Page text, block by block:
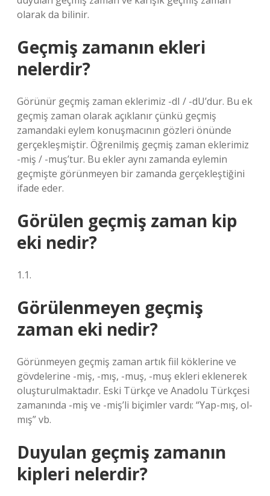
olarak da bilinir.
Geçmiş zamanın ekleri
nelerdir?
Görünür geçmiş zaman eklerimiz -dI / -dU’dur. Bu ek
geçmiş zaman olarak açıklanır çünkü geçmiş
zamandaki eylem konuşmacının gözleri önünde
gerçekleşmiştir. Öğrenilmiş geçmiş zaman eklerimiz
-miş / -muş’tur. Bu ekler aynı zamanda eylemin
geçmişte görünmeyen bir zamanda gerçekleştiğini
ifade eder.
Görülen geçmiş zaman kip
eki nedir?
1.1.
Görülenmeyen geçmiş
zaman eki nedir?
Görünmeyen geçmiş zaman artık fiil köklerine ve
gövdelerine -miş, -mış, -muş, -muş ekleri eklenerek
oluşturulmaktadır. Eski Türkçe ve Anadolu Türkçesi
zamanında -miş ve -miş’li biçimler vardı: “Yap-mış, ol-
mış” vb.
Duyulan geçmiş zamanın
kipleri nelerdir?